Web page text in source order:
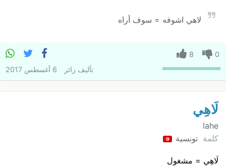
لاهي اشوفه = سوف أراه
0
8
تأليف زائر 6 أغسطس 2017
لَاهِي
lahe
كلمة تونسية
لَاهِي = مشغول